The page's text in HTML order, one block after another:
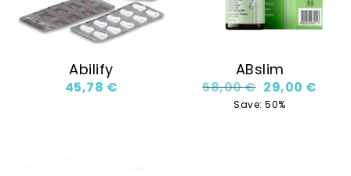
Abilify
45,78 €
ABslim
58,00€ Original
29,00 €
Save: 50%